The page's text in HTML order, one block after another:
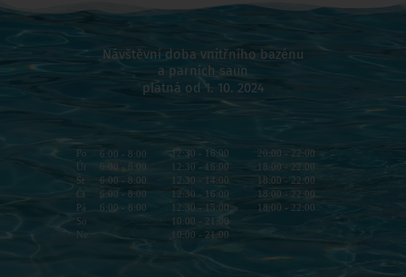
Návštěvní doba vnitřního bazénu
a parních saun
platná od 1. 10. 2024
Po
Út
St
Čt
Pá
So
Ne
6:00 - 8:00
6:00 - 8:00
6:00 - 8:00
6:00 - 8:00
6:00 - 8:00
20:00 - 22:00
18:00 - 22:00
18:00 - 22:00
18:00 - 22:00
18:00 - 22:00
12:30 - 16:00
12:30 - 16:00
12:30 - 14:00
12:30 - 16:00
12:30 - 15:00
10:00 - 21:00
10:00 - 21:00